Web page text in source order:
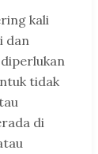
kali
dan
tidak
di